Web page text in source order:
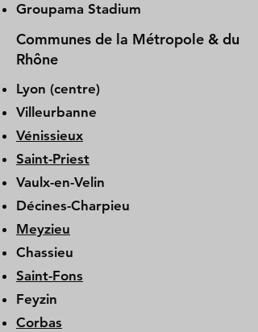
Groupama Stadium
Communes de la Métropole & du
Rhône
Lyon (centre)
Villeurbanne
Vénissieux
Saint-Priest
Vaulx-en-Velin
Décines-Charpieu
Meyzieu
Chassieu
Saint-Fons
Feyzin
Corbas